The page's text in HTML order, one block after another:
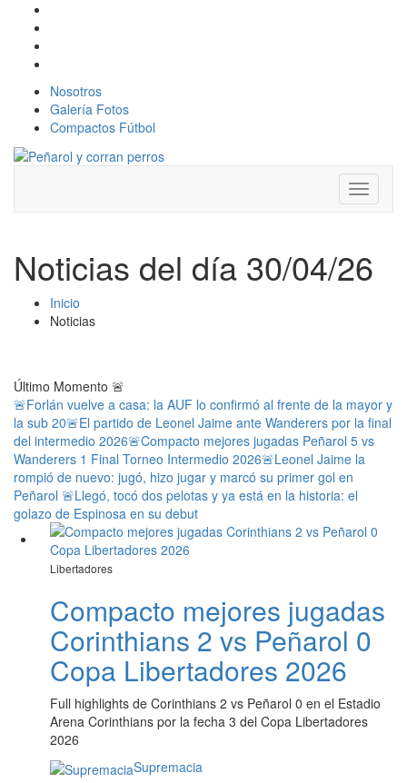
Nosotros
Galería Fotos
Compactos Fútbol
Toggle
Noticias del día 30/04/26
Inicio
Noticias
Último Momento 🚨
🚨Forlán vuelve a casa: la AUF lo confirmó al frente de la mayor y
la sub 20🚨El partido de Leonel Jaime ante Wanderers por la final
del intermedio 2026🚨Compacto mejores jugadas Peñarol 5 vs
Wanderers 1 Final Torneo Intermedio 2026🚨Leonel Jaime la
rompió de nuevo: jugó, hizo jugar y marcó su primer gol en
Peñarol 🚨Llegó, tocó dos pelotas y ya está en la historia: el
golazo de Espinosa en su debut
Libertadores
Compacto mejores jugadas
Corinthians 2 vs Peñarol 0
Copa Libertadores 2026
Full highlights de Corinthians 2 vs Peñarol 0 en el Estadio
Arena Corinthians por la fecha 3 del Copa Libertadores
2026
Supremacia